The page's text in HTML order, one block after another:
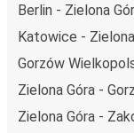
technologie
pasażerom
dwutlenku węgla
Lublin to211,98 zł
znacznie tańsza
Berlin - Zielona
Katowice -
Gorzów
Zielona Góra -
Zielona Góra -